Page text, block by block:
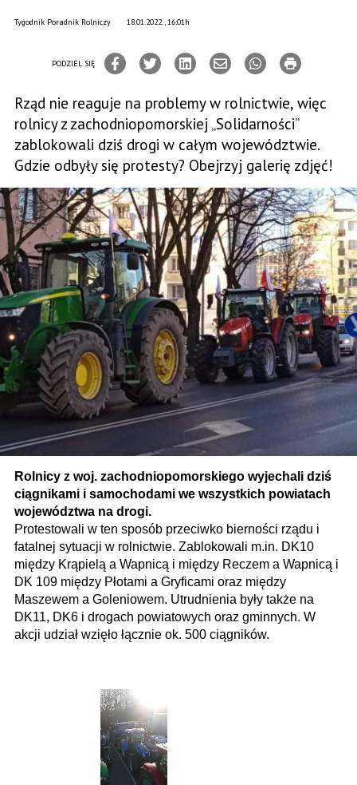
18.01.2022., 16:01h
Tygodnik Poradnik Rolniczy
PODZIEL SIĘ
Rząd nie reaguje na problemy w rolnictwie, więc
rolnicy z zachodniopomorskiej „Solidarności”
zablokowali dziś drogi w całym województwie.
Gdzie odbyły się protesty? Obejrzyj galerię zdjęć!
Rolnicy z woj. zachodniopomorskiego wyjechali dziś
ciągnikami i samochodami we wszystkich powiatach
województwa na drogi.
Protestowali w ten sposób przeciwko bierności rządu i
fatalnej sytuacji w rolnictwie. Zablokowali m.in. DK10
między Krąpielą a Wapnicą i między Reczem a Wapnicą i
DK 109 między Płotami a Gryficami oraz między
Maszewem a Goleniowem. Utrudnienia były także na
DK11, DK6 i drogach powiatowych oraz gminnych. W
akcji udział wzięło łącznie ok. 500 ciągników.